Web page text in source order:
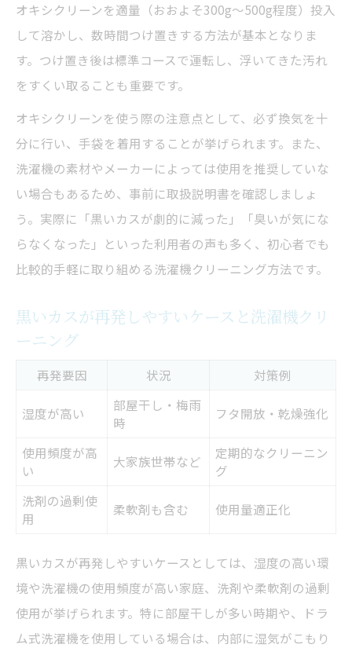
オキシクリーンを適量（おおよそ300g〜500g程度）投入
して溶かし、数時間つけ置きする方法が基本となりま
す。つけ置き後は標準コースで運転し、浮いてきた汚れ
をすくい取ることも重要です。
オキシクリーンを使う際の注意点として、必ず換気を十
分に行い、手袋を着用することが挙げられます。また、
洗濯機の素材やメーカーによっては使用を推奨していな
い場合もあるため、事前に取扱説明書を確認しましょ
う。実際に「黒いカスが劇的に減った」「臭いが気にな
らなくなった」といった利用者の声も多く、初心者でも
比較的手軽に取り組める洗濯機クリーニング方法です。
黒いカスが再発しやすいケースと洗濯機クリ
ーニング
再発要因 状況 対策例
湿度が高い
部屋干し・梅雨
時
フタ開放・乾燥強化
使用頻度が高
い
大家族世帯など
定期的なクリーニン
グ
洗剤の過剰使
用
柔軟剤も含む 使用量適正化
黒いカスが再発しやすいケースとしては、湿度の高い環
境や洗濯機の使用頻度が高い家庭、洗剤や柔軟剤の過剰
使用が挙げられます。特に部屋干しが多い時期や、ドラ
ム式洗濯機を使用している場合は、内部に湿気がこもり